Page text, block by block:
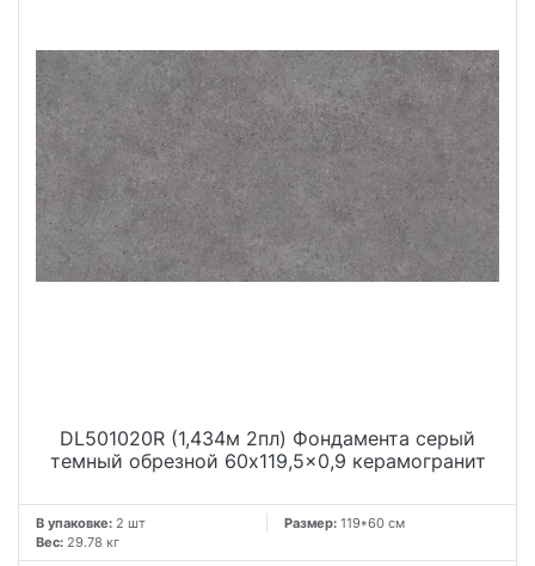
DL501020R (1,434м 2пл) Фондамента серый
темный обрезной 60x119,5x0,9 керамогранит
В упаковке: 2 шт Размер: 119*60 см
Вес: 29.78 кг